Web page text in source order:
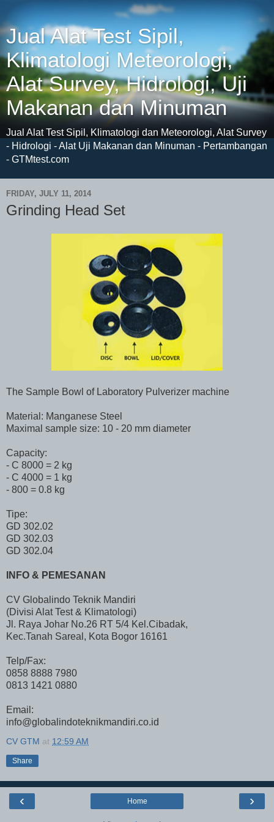
Jual Alat Test Sipil,
Klimatologi Meteorologi,
Alat Survey, Hidrologi, Uji
Makanan dan Minuman
Jual Alat Test Sipil, Klimatologi dan Meteorologi, Alat Survey
- Hidrologi - Alat Uji Makanan dan Minuman - Pertambangan
- GTMtest.com
FRIDAY, JULY 11, 2014
Grinding Head Set
The Sample Bowl of Laboratory Pulverizer machine
Material: Manganese Steel
Maximal sample size: 10 - 20 mm diameter
Capacity:
- C 8000 = 2 kg
- C 4000 = 1 kg
- 800 = 0.8 kg
Tipe:
GD 302.02
GD 302.03
GD 302.04
INFO & PEMESANAN
CV Globalindo Teknik Mandiri
(Divisi Alat Test & Klimatologi)
Jl. Raya Johar No.26 RT 5/4 Kel.Cibadak,
Kec.Tanah Sareal, Kota Bogor 16161
Telp/Fax:
0858 8888 7980
0813 1421 0880
Email:
info@globalindoteknikmandiri.co.id
CV GTM at 12:59 AM
Share
‹ ›
Home